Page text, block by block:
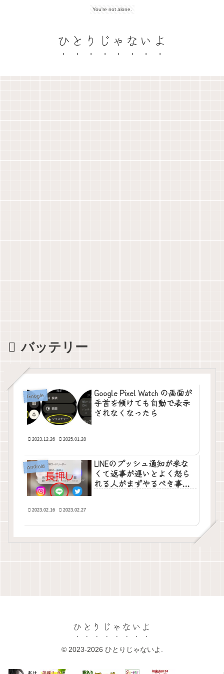
You're not alone.
ひとりじゃないよ
バッテリー
Google
Google Pixel Watch の画面が
手首を傾けても自動で表示
されなくなったら
2023.12.26 2025.01.28
Android
LINEのプッシュ通知が来な
くて返事が遅いとよく怒ら
れる人がまずやるべき事
2023.02.16 2023.02.27
ひとりじゃないよ
© 2023-2026 ひとりじゃないよ.